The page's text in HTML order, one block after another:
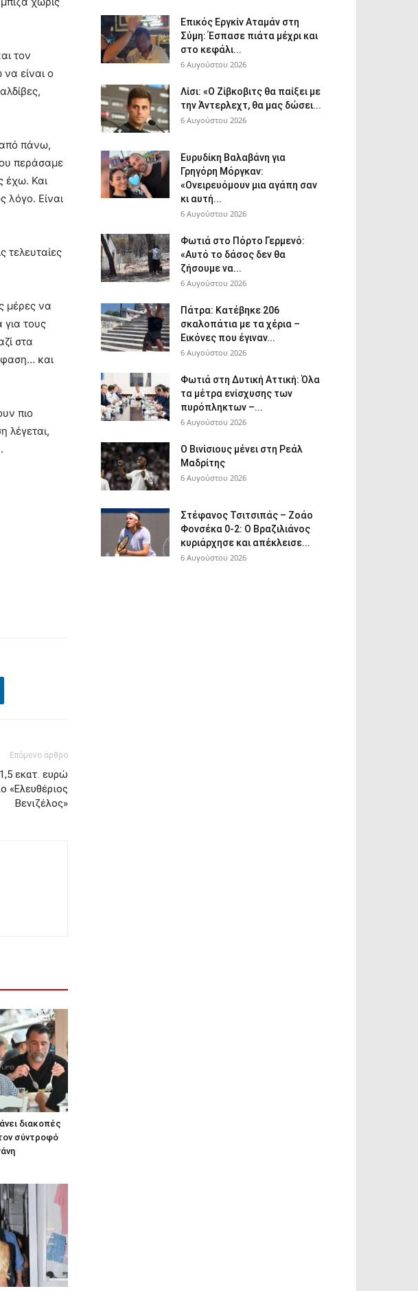
τον
είναι ο
από πάνω,
περάσαμε
έχω. Και
λόγο. Είναι
τελευταίες
μέρες να
για τους
στα
και
πιο
λέγεται,
Επόμενο άρθρο
εκατ. ευρώ
«Ελευθέριος
Βενιζέλος»
διακοπές
σύντροφό
Επικός Εργκίν Αταμάν στη
Σύμη: Έσπασε πιάτα μέχρι και
στο κεφάλι...
6 Αυγούστου 2026
Λίσι: «Ο Ζίβκοβιτς θα παίξει με
την Άντερλεχτ, θα μας δώσει...
6 Αυγούστου 2026
Ευρυδίκη Βαλαβάνη για
Γρηγόρη Μόργκαν:
«Ονειρευόμουν μια αγάπη σαν
κι αυτή...
6 Αυγούστου 2026
Φωτιά στο Πόρτο Γερμενό:
«Αυτό το δάσος δεν θα
ζήσουμε να...
6 Αυγούστου 2026
Πάτρα: Κατέβηκε 206
σκαλοπάτια με τα χέρια –
Εικόνες που έγιναν...
6 Αυγούστου 2026
Φωτιά στη Δυτική Αττική: Όλα
τα μέτρα ενίσχυσης των
πυρόπληκτων –...
6 Αυγούστου 2026
Ο Βινίσιους μένει στη Ρεάλ
Μαδρίτης
6 Αυγούστου 2026
Στέφανος Τσιτσιπάς – Ζοάο
Φονσέκα 0-2: Ο Βραζιλιάνος
κυριάρχησε και απέκλεισε...
6 Αυγούστου 2026